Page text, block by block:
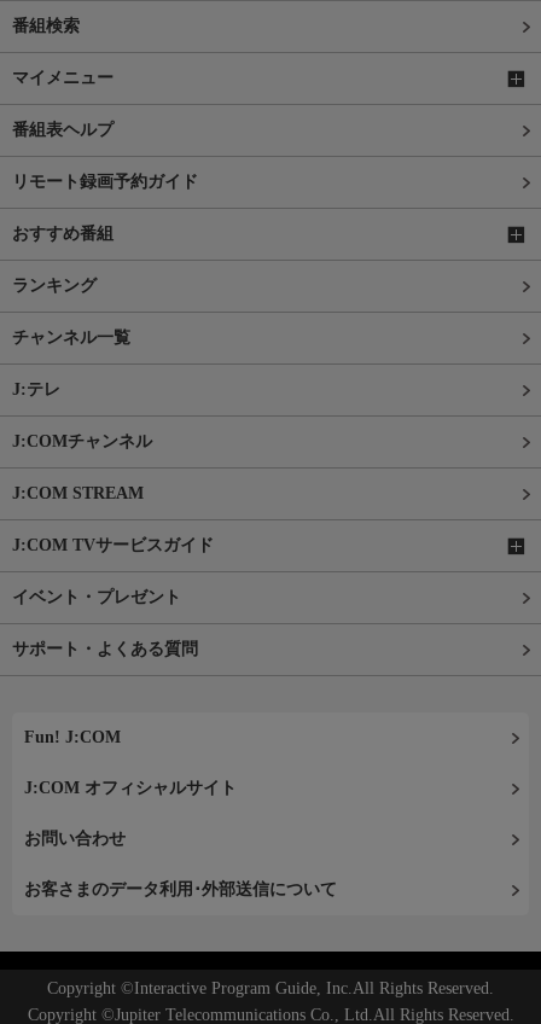
番組検索
マイメニュー
番組表ヘルプ
リモート録画予約ガイド
おすすめ番組
ランキング
チャンネル一覧
J:テレ
J:COMチャンネル
J:COM STREAM
J:COM TVサービスガイド
イベント・プレゼント
サポート・よくある質問
Fun! J:COM
J:COM オフィシャルサイト
お問い合わせ
お客さまのデータ利用･外部送信について
Copyright ©Interactive Program Guide, Inc.All Rights Reserved.
Copyright ©Jupiter Telecommunications Co., Ltd.All Rights Reserved.